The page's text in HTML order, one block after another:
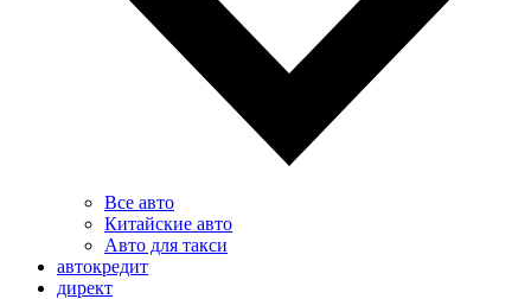
Все авто
Китайские авто
Авто для такси
автокредит
директ